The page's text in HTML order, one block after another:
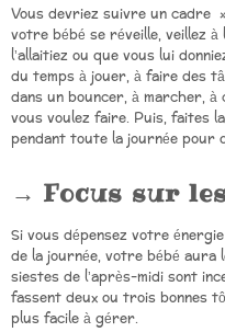
Vous devriez suivre un cadre
votre bébé se réveille, veillez
l’allaitiez ou que vous lui
du temps à jouer, à faire des
dans un bouncer, à marcher,
vous voulez faire. Puis, faites
pendant toute la journée pour
Focus sur
Si vous dépensez votre
de la journée, votre bébé aura
siestes de l’après-midi sont
fassent deux ou trois bonnes
plus facile à gérer.